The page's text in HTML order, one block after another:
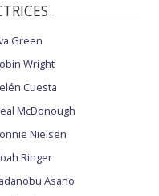
Green
Wright
Cuesta
McDonough
Nielsen
Ringer
Asano